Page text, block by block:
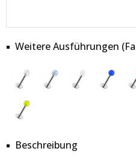
Weitere Ausführungen
Beschreibung